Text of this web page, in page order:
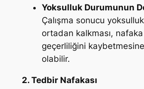
Yoksulluk Durumunun
Çalışma sonucu
ortadan kalkması,
geçerliliğini
olabilir.
2. Tedbir Nafakası